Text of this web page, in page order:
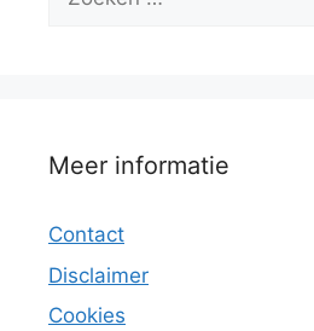
Meer informatie
Contact
Disclaimer
Cookies